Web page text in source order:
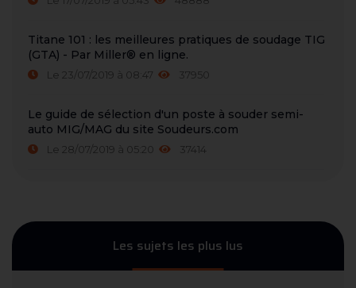
Titane 101 : les meilleures pratiques de soudage TIG
(GTA) - Par Miller® en ligne.
Le 23/07/2019 à 08:47 37950
Le guide de sélection d'un poste à souder semi-
auto MIG/MAG du site Soudeurs.com
Le 28/07/2019 à 05:20 37414
Les sujets les plus lus